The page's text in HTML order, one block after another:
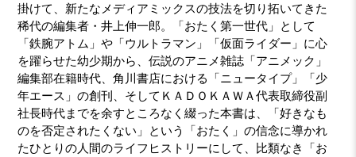
掛けて、新たなメディアミックスの技法を切り拓いてきた
稀代の編集者・井上伸一郎。「おたく第一世代」として
「鉄腕アトム」や「ウルトラマン」「仮面ライダー」に心
を躍らせた幼少期から、伝説のアニメ雑誌「アニメック」
編集部在籍時代、角川書店における「ニュータイプ」「少
年エース」の創刊、そしてＫＡＤＯＫＡＷＡ代表取締役副
社長時代までを余すところなく綴った本書は、「好きなも
のを否定されたくない」という「おたく」の信念に導かれ
たひとりの人間のライフヒストリーにして、比類なき「お